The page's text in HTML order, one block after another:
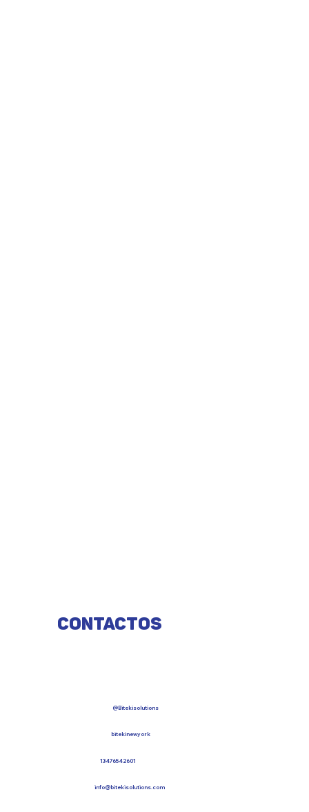
Contactos
@Bitekisolutions
bitekinewyork
13476542601
info@bitekisolutions.com